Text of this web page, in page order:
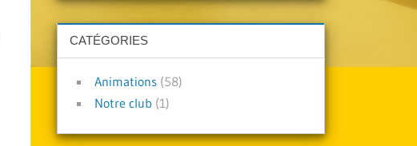
CATÉGORIES
Animations (58)
Notre club (1)